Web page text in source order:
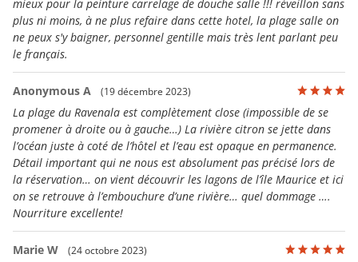
mieux pour la peinture carrelage de douche salle !!! réveillon sans
plus ni moins, à ne plus refaire dans cette hotel, la plage salle on
ne peux s'y baigner, personnel gentille mais très lent parlant peu
le français.
Anonymous A (19 décembre 2023)
La plage du Ravenala est complètement close (impossible de se
promener à droite ou à gauche…) La rivière citron se jette dans
l’océan juste à coté de l’hôtel et l’eau est opaque en permanence.
Détail important qui ne nous est absolument pas précisé lors de
la réservation… on vient découvrir les lagons de l’île Maurice et ici
on se retrouve à l’embouchure d’une rivière… quel dommage ….
Nourriture excellente!
Marie W (24 octobre 2023)